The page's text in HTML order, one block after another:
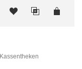
Kassentheken